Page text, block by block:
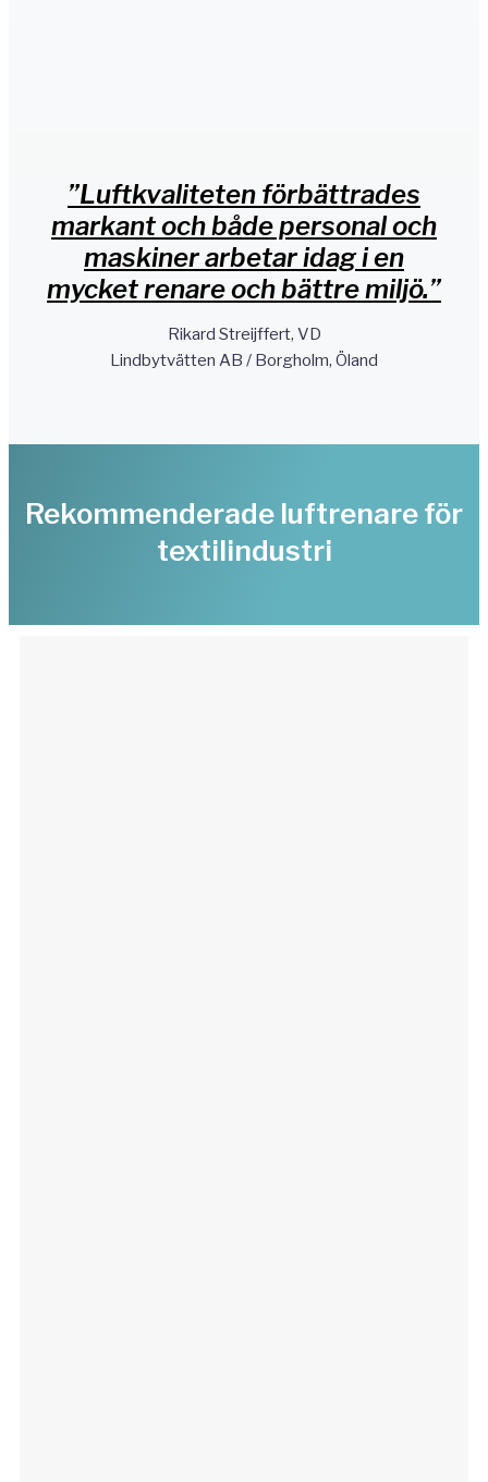
”Luftkvaliteten förbättrades
markant och både personal och
maskiner arbetar idag i en
mycket renare och bättre miljö.”
Rikard Streijffert, VD
Lindbytvätten AB / Borgholm, Öland
Rekommenderade luftrenare för
textilindustri